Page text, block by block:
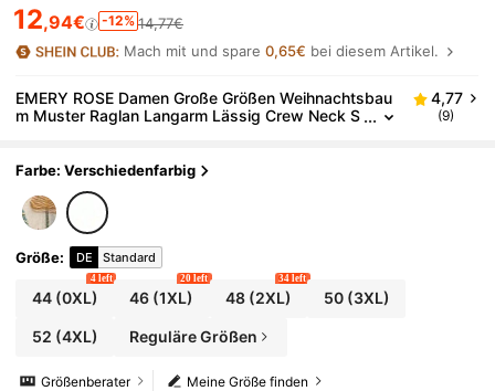
12,94€ -12% 14,77€
Mach mit und spare0,65€ bei diesem Artikel.
EMERY ROSE Damen Große Größen Weihnachtsbau
m Muster Raglan Langarm Lässig Crew Neck S
4,77
(9)
Farbe: Verschiedenfarbig
Größe: DE Standard
44(0XL)
4 left
46 (1XL)
20 left
48(2XL)
34 left
50(3XL)
52 (4XL) Reguläre Größen
Meine Größe finden
Größenberater